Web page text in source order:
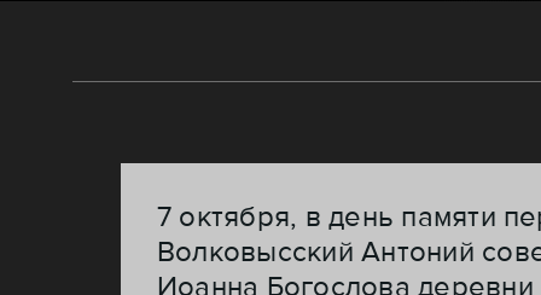
7 октября, в день памяти
Волковысский Антоний
Иоанна Богослова